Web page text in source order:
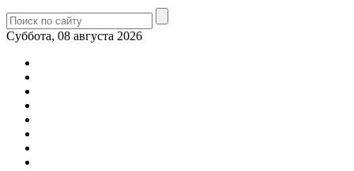
Суббота, 08 августа 2026